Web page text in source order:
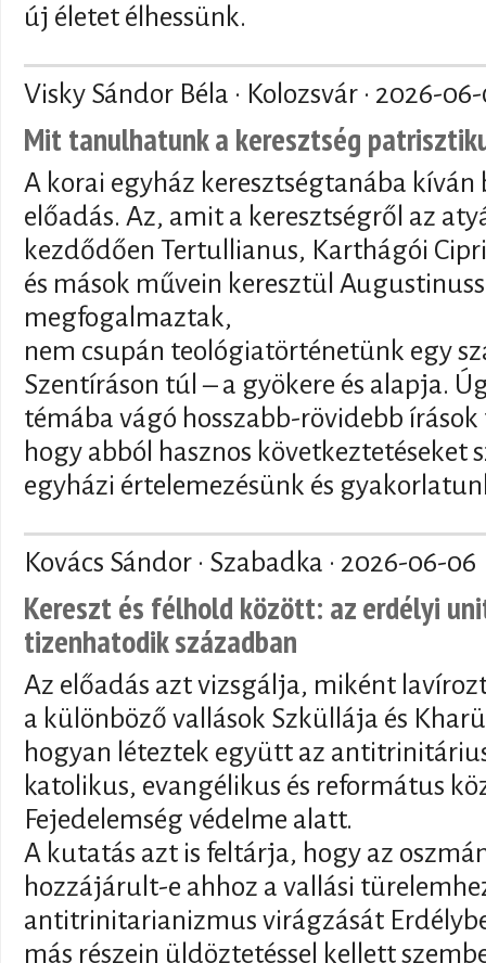
új életet élhessünk.
Visky Sándor Béla · Kolozsvár · 2026-
Mit tanulhatunk a keresztség
A korai egyház keresztségtanába
előadás. Az, amit a keresztségről az
kezdődően Tertullianus, Karthágói
és mások művein keresztül
megfogalmaztak,
nem csupán teológiatörténetünk egy
Szentíráson túl – a gyökere és alapja.
témába vágó hosszabb-rövidebb
hogy abból hasznos következtetéseket
egyházi értelemezésünk és
Kovács Sándor · Szabadka · 2026-06-06
Kereszt és félhold között: az erdélyi
tizenhatodik században
Az előadás azt vizsgálja, miként
a különböző vallások Szküllája és
hogyan léteztek együtt az
katolikus, evangélikus és református
Fejedelemség védelme alatt.
A kutatás azt is feltárja, hogy az
hozzájárult-e ahhoz a vallási
antitrinitarianizmus virágzását
más részein üldöztetéssel kellett